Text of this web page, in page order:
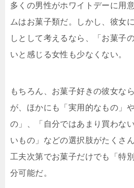
多くの男性がホワイトデーに用
ムはお菓子類だ。しかし、彼女
しとして考えるなら、「お菓子
いと感じる女性も少なくない。
もちろん、お菓子好きの彼女な
が、ほかにも「実用的なもの」
の」、「自分ではあまり買わな
いもの」などの選択肢がたくさ
工夫次第でお菓子だけでも「特
分可能だ。